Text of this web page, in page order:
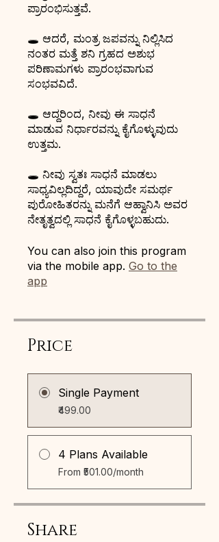
ಪ್ರಾರಂಭಿಸುತ್ತವೆ.
🕳️ ಆದರೆ, ಮಂತ್ರ ಜಪವನ್ನು ನಿಲ್ಲಿಸಿದ
ನಂತರ ಮತ್ತೆ ಶನಿ ಗ್ರಹದ ಅಶುಭ
ಪರಿಣಾಮಗಳು ಪ್ರಾರಂಭವಾಗುವ
ಸಂಭವವಿದೆ.
🕳️ ಆದ್ದರಿಂದ, ನೀವು ಈ ಸಾಧನೆ
ಮಾಡುವ ನಿರ್ಧಾರವನ್ನು ಕೈಗೊಳ್ಳುವುದು
ಉತ್ತಮ.
🕳️ ನೀವು ಸ್ವತಃ ಸಾಧನೆ ಮಾಡಲು
ಸಾಧ್ಯವಿಲ್ಲದಿದ್ದರೆ, ಯಾವುದೇ ಸಮರ್ಥ
ಪುರೋಹಿತರನ್ನು ಮನೆಗೆ ಆಹ್ವಾನಿಸಿ ಅವರ
ನೇತೃತ್ವದಲ್ಲಿ ಸಾಧನೆ ಕೈಗೊಳ್ಳಬಹುದು.
You can also join this program
via the mobile app. Go to the
app
Price
Single Payment
₹499.00
4 Plans Available
From ₹501.00/month
Share